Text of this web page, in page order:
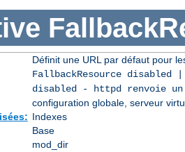
Définit une URL par défaut pour
FallbackResource disabled
disabled - httpd renvoie un
configuration globale, serveur
Indexes
Base
mod_dir